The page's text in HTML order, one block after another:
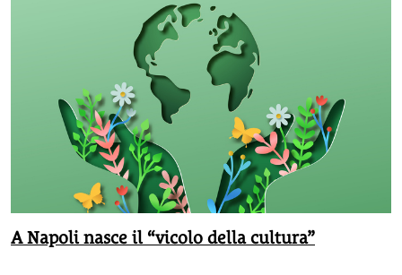
A Napoli nasce il “vicolo della cultura”